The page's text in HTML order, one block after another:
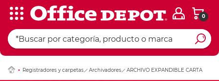
0
Registradores y carpetas Archivadores ARCHIVO EXPANDIBLE CARTA
Ingresar Codigo